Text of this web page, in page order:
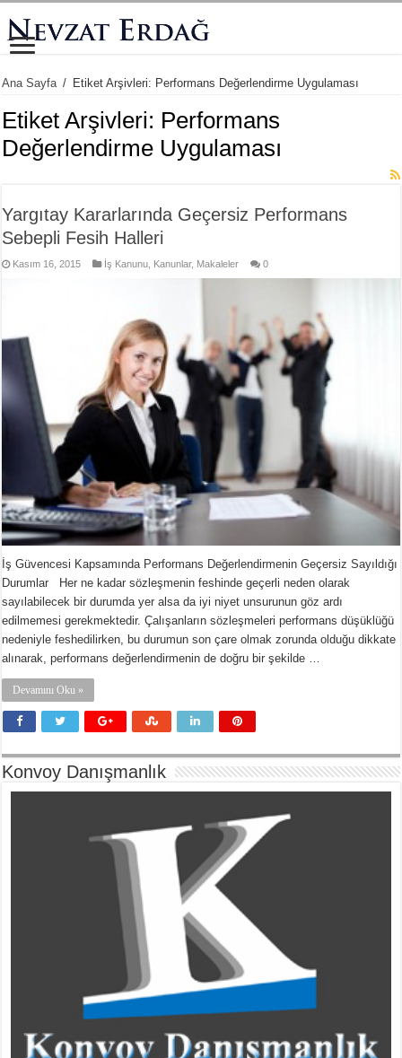
Ana Sayfa / Etiket Arşivleri: Performans Değerlendirme Uygulaması
Etiket Arşivleri: Performans
Değerlendirme Uygulaması
Yargıtay Kararlarında Geçersiz Performans
Sebepli Fesih Halleri
Kasım 16, 2015 İş Kanunu Kanunlar, Makaleler 0
İş Güvencesi Kapsamında Performans Değerlendirmenin Geçersiz Sayıldığı
Durumlar Her ne kadar sözleşmenin feshinde geçerli neden olarak
sayılabilecek bir durumda yer alsa da iyi niyet unsurunun göz ardı
edilmemesi gerekmektedir. Çalışanların sözleşmeleri performans düşüklüğü
nedeniyle feshedilirken, bu durumun son çare olmak zorunda olduğu dikkate
alınarak, performans değerlendirmenin de doğru bir şekilde …
Devamını Oku »
Konvoy Danışmanlık